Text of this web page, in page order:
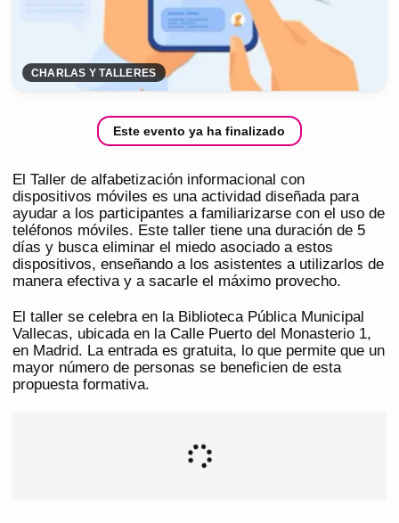
CHARLAS Y TALLERES
Este evento ya ha finalizado
El Taller de alfabetización informacional con
dispositivos móviles es una actividad diseñada para
ayudar a los participantes a familiarizarse con el uso de
teléfonos móviles. Este taller tiene una duración de 5
días y busca eliminar el miedo asociado a estos
dispositivos, enseñando a los asistentes a utilizarlos de
manera efectiva y a sacarle el máximo provecho.
El taller se celebra en la Biblioteca Pública Municipal
Vallecas, ubicada en la Calle Puerto del Monasterio 1,
en Madrid. La entrada es gratuita, lo que permite que un
mayor número de personas se beneficien de esta
propuesta formativa.